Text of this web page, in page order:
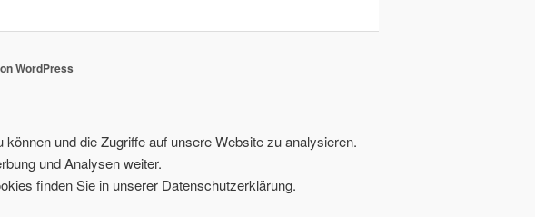
WordPress
und die Zugriffe auf unsere Website zu analysieren.
und Analysen weiter.
finden Sie in unserer Datenschutzerklärung.